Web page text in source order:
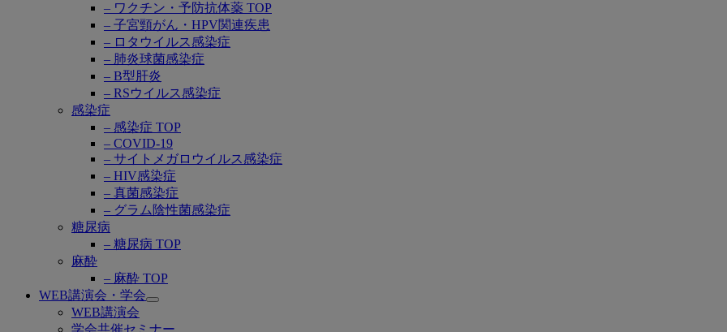
– ワクチン・予防抗体薬 TOP
– 子宮頸がん・HPV関連疾患
– ロタウイルス感染症
– 肺炎球菌感染症
– B型肝炎
– RSウイルス感染症
感染症
– 感染症 TOP
– COVID-19
– サイトメガロウイルス感染症
– HIV感染症
– 真菌感染症
– グラム陰性菌感染症
糖尿病
– 糖尿病 TOP
麻酔
– 麻酔 TOP
WEB講演会・学会
Open
WEB講演会
学会共催セミナー